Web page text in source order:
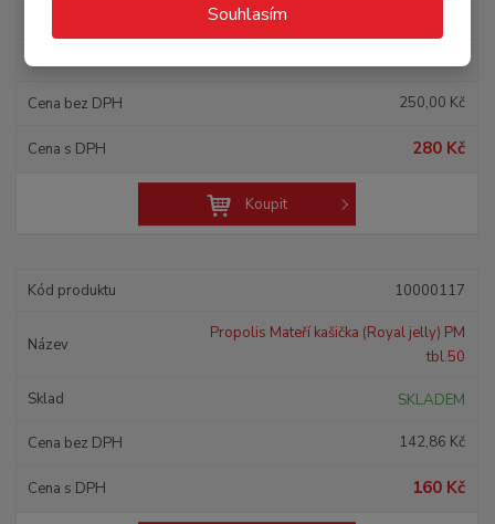
Souhlasím
SKLADEM
250,00 Kč
280 Kč
Koupit
10000117
Propolis Mateří kašička (Royal jelly) PM
tbl.50
SKLADEM
142,86 Kč
160 Kč